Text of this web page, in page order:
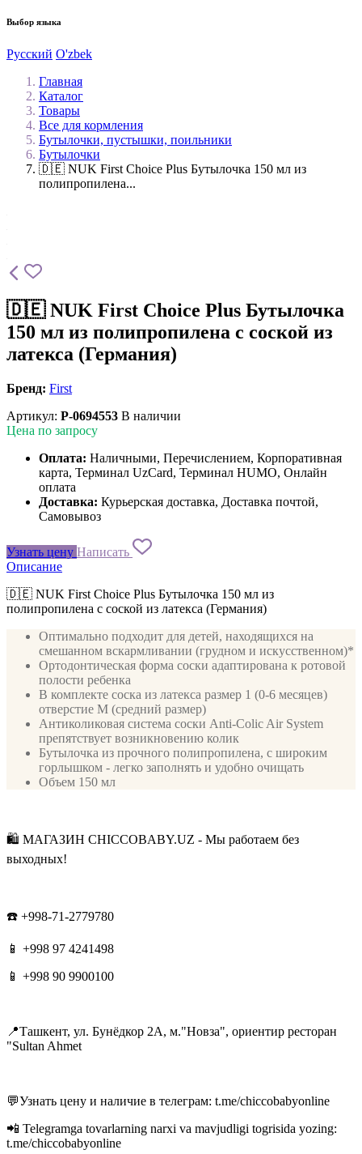
Выбор языка
Русский O'zbek
Главная
Каталог
Товары
Все для кормления
Бутылочки, пустышки, поильники
Бутылочки
🇩🇪 NUK First Choice Plus Бутылочка 150 мл из
полипропилена...
🇩🇪 NUK First Choice Plus Бутылочка
150 мл из полипропилена с соской из
латекса (Германия)
Бренд: First
Артикул: P-0694553 В наличии
Цена по запросу
Оплата: Наличными, Перечислением, Корпоративная
карта, Терминал UzCard, Терминал HUMO, Онлайн
оплата
Доставка: Курьерская доставка, Доставка почтой,
Самовывоз
Узнать цену Написать
Описание
🇩🇪 NUK First Choice Plus Бутылочка 150 мл из
полипропилена с соской из латекса (Германия)
Оптимально подходит для детей, находящихся на
смешанном вскармливании (грудном и искусственном)*
Ортодонтическая форма соски адаптирована к ротовой
полости ребенка
В комплекте соска из латекса размер 1 (0-6 месяцев)
отверстие М (средний размер)
Антиколиковая система соски Anti-Colic Air System
препятствует возникновению колик
Бутылочка из прочного полипропилена, с широким
горлышком - легко заполнять и удобно очищать
Объем 150 мл
🛍 МАГАЗИН CHICCOBABY.UZ - Мы работаем без
выходных!
☎️ +998-71-2779780
📱 +998 97 4241498
📱 +998 90 9900100
📍Ташкент, ул. Бунёдкор 2А, м."Новза", ориентир ресторан
"Sultan Ahmet
💬Узнать цену и наличие в телеграм: t.me/chiccobabyonline
📲 Telegramga tovarlarning narxi va mavjudligi togrisida yozing:
t.me/chiccobabyonline